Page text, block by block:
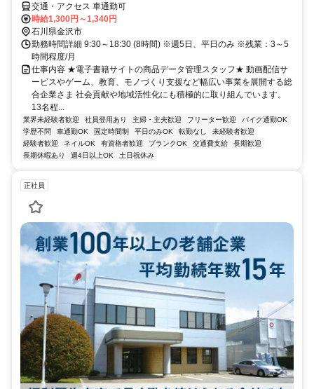
交通・アクセス 車通勤可
時給1,300円～1,340円
石川県金沢市
勤務時間詳細 9:30～18:30 (8時間) ※週5日、平日のみ ※残業：3～5
時間程度/月
仕事内容 ★電子書籍サイトの商品データ管理スタッフ★ 動画配信サ
ービスやゲーム、教育、モノづくり支援など幅広い事業を展開する総
合企業さま 社会貢献や地域活性化にも積極的に取り組んでいます。
13名程...
業界未経験者歓迎 社員登用あり 主婦・主夫歓迎 フリーター歓迎
バイク通勤OK
学歴不問
車通勤OK 固定時間制 平日のみOK 転勤なし
未経験者歓迎
経験者歓迎
ネイルOK 有資格者歓迎 ブランクOK 交通費支給
長期歓迎
長期休暇あり
週4日以上OK 土日祝休み
正社員